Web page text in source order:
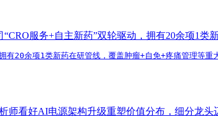
服务+自主新药”双轮驱动，拥有20余项1
20余项1类新药在研管线，覆盖肿瘤+自免+疼痛管理等
师看好AI电源架构升级重塑价值分布，细分龙